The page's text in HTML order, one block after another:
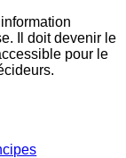
Il doit devenir le
pour le